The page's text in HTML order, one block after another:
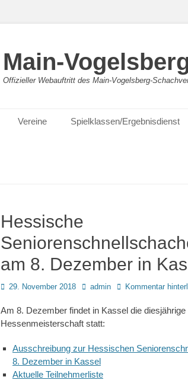
Main-
Offizieller Webauftritt des Main-Vogelsberg-
Vereine Spielklassen/Ergebnisdienst
Hessische
am 8. Dezember in
Posted
29. November 2018 Autoradmin Kommentar
Am 8. Dezember findet in Kassel die
Hessenmeisterschaft statt:
Ausschreibung zur Hessischen
8. Dezember in Kassel
Aktuelle Teilnehmerliste